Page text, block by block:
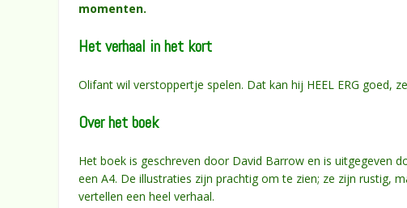
momenten.
Het verhaal in het kort
Olifant wil verstoppertje spelen. Dat kan hij HEEL ERG goed,
Over het boek
Het boek is geschreven door David Barrow en is uitgegeven
een A4. De illustraties zijn prachtig om te zien; ze zijn rustig,
vertellen een heel verhaal.